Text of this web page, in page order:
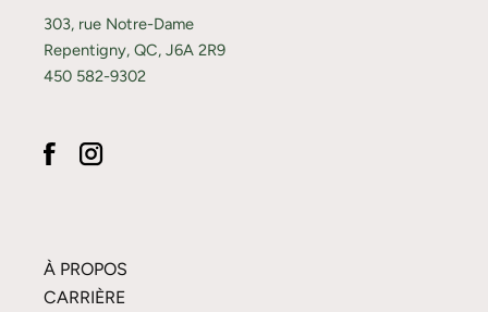
303, rue Notre-Dame
Repentigny, QC, J6A 2R9
450 582-9302
À PROPOS
CARRIÈRE